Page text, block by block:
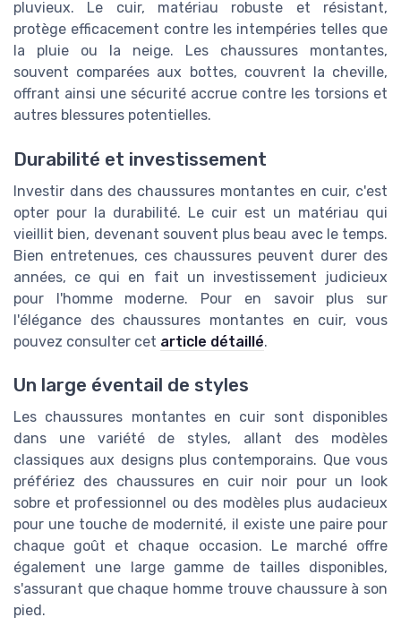
pluvieux. Le cuir, matériau robuste et résistant,
protège efficacement contre les intempéries telles que
la pluie ou la neige. Les chaussures montantes,
souvent comparées aux bottes, couvrent la cheville,
offrant ainsi une sécurité accrue contre les torsions et
autres blessures potentielles.
Durabilité et investissement
Investir dans des chaussures montantes en cuir, c'est
opter pour la durabilité. Le cuir est un matériau qui
vieillit bien, devenant souvent plus beau avec le temps.
Bien entretenues, ces chaussures peuvent durer des
années, ce qui en fait un investissement judicieux
pour l'homme moderne. Pour en savoir plus sur
l'élégance des chaussures montantes en cuir, vous
pouvez consulter cet article détaillé.
Un large éventail de styles
Les chaussures montantes en cuir sont disponibles
dans une variété de styles, allant des modèles
classiques aux designs plus contemporains. Que vous
préfériez des chaussures en cuir noir pour un look
sobre et professionnel ou des modèles plus audacieux
pour une touche de modernité, il existe une paire pour
chaque goût et chaque occasion. Le marché offre
également une large gamme de tailles disponibles,
s'assurant que chaque homme trouve chaussure à son
pied.